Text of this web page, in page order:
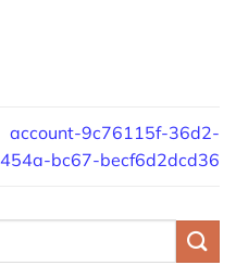
account-9c76115f-36d2-
454a-bc67-becf6d2dcd36